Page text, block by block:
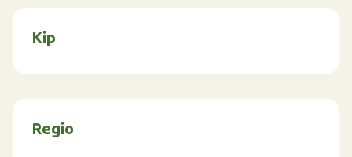
Kip
Regio